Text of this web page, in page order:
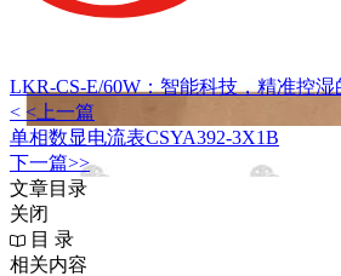
LKR-CS-E/60W：智能科技，精准控湿
< <上一篇
单相数显电流表CSYA392-3X1B
下一篇>>
文章目录
关闭
目 录
相关内容